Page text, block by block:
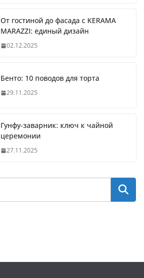
От гостиной до фасада с KERAMA
MARAZZI: единый дизайн
02.12.2025
Бенто: 10 поводов для торта
29.11.2025
Гунфу-заварник: ключ к чайной
церемонии
27.11.2025